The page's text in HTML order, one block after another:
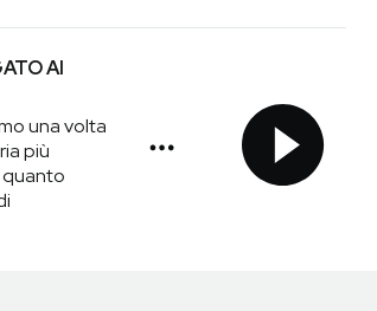
AI
una volta
più